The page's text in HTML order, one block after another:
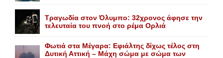
Τραγωδία στον Όλυμπο: 32χρονος άφησε την
τελευταία του πνοή στο ρέμα Ορλιά
Φωτιά στα Μέγαρα: Εφιάλτης δίχως τέλος στη
Δυτική Αττική – Μάχη σώμα με σώμα των